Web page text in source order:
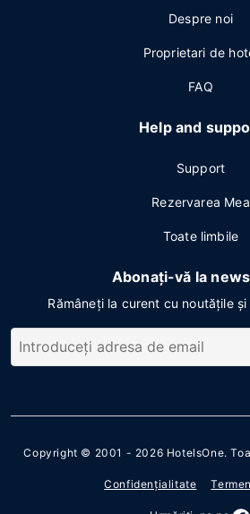
Despre noi
Proprietari de
FAQ
Help and
Support
Rezervarea Mea
Toate limbile
Abonați-vă la
Rămâneți la curent cu noutățile
Copyright © 2001 - 2026 HotelsOne.
Confidenţialitate